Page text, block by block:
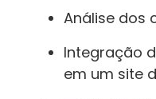
Análise dos
Integração
em um site